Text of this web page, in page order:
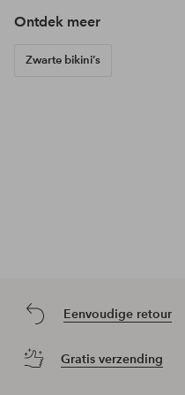
Ontdek meer
Zwarte bikini’s
Eenvoudige retour
Gratis verzending